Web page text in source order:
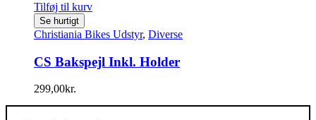
Tilføj til kurv
Se hurtigt
Christiania Bikes Udstyr, Diverse
CS Bakspejl Inkl. Holder
299,00kr.